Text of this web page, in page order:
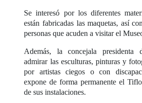
Se interesó por los diferentes
están fabricadas las maquetas, así
personas que acuden a visitar el
Además, la concejala presidenta
admirar las esculturas, pinturas y
por artistas ciegos o con
expone de forma permanente el
de sus instalaciones.